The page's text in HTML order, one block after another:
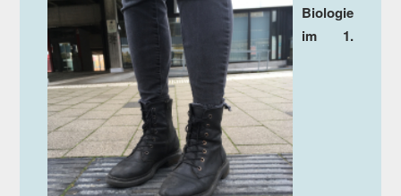
Biologie
im 1.